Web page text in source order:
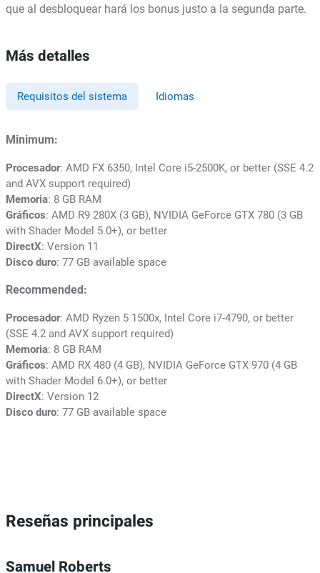
que al desbloquear hará los bonus justo a la segunda parte.
Más detalles
Requisitos del sistema Idiomas
Minimum:
Procesador: AMD FX 6350, Intel Core i5-2500K, or better (SSE 4.2
and AVX support required)
Memoria: 8 GB RAM
Gráficos: AMD R9 280X (3 GB), NVIDIA GeForce GTX 780 (3 GB
with Shader Model 5.0+), or better
DirectX: Version 11
Disco duro: 77 GB available space
Recommended:
Procesador: AMD Ryzen 5 1500x, Intel Core i7-4790, or better
(SSE 4.2 and AVX support required)
Memoria: 8 GB RAM
Gráficos: AMD RX 480 (4 GB), NVIDIA GeForce GTX 970 (4 GB
with Shader Model 6.0+), or better
DirectX: Version 12
Disco duro: 77 GB available space
Reseñas principales
Samuel Roberts